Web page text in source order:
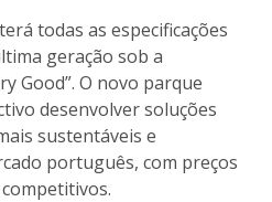
todas as especificações
geração sob a
Good”. O novo parque
desenvolver soluções
sustentáveis e
português, com preços